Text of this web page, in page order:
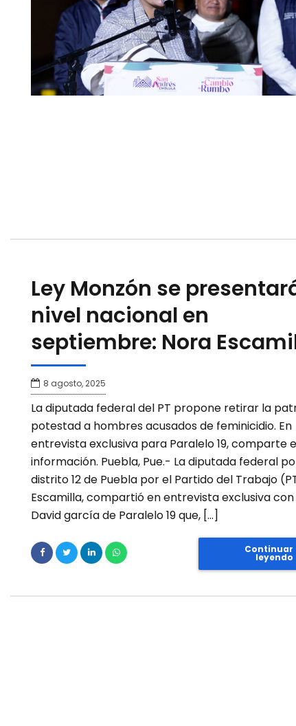
Ley Monzón se
nivel nacional en
septiembre: Nora
8 agosto, 2025
La diputada federal del PT propone retirar la
potestad a hombres acusados de feminicidio. En
entrevista exclusiva para Paralelo 19, comparte
información. Puebla, Pue.- La diputada federal
distrito 12 de Puebla por el Partido del Trabajo
Escamilla, compartió en entrevista exclusiva con
David garcía de Paralelo 19 que, […]
Continuar
leyendo